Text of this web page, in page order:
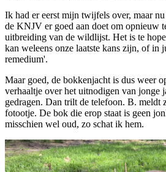
Ik had er eerst mijn twijfels over, maar
de KNJV er goed aan doet om opnieuw
uitbreiding van de wildlijst. Het is te
kan weleens onze laatste kans zijn, of in
remedium'.
Maar goed, de bokkenjacht is dus weer
verhaaltje over het uitnodigen van jonge
gedragen. Dan trilt de telefoon. B. meldt
fotootje. De bok die erop staat is geen
misschien wel oud, zo schat ik hem.